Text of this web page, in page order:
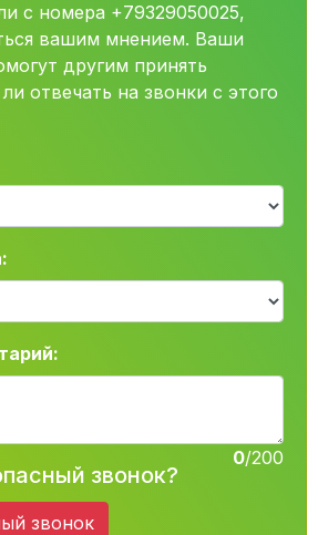
с номера +79329050025,
вашим мнением. Ваши
другим принять
отвечать на звонки с этого
0/200
звонок?
звонок